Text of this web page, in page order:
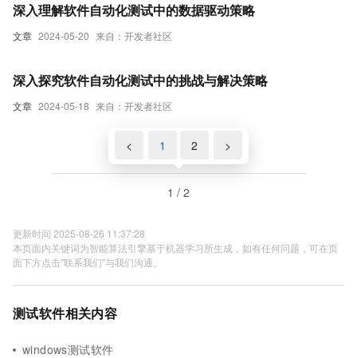
文章 2024-05-20 来自：开发者社区
深入理解软件自动化测试中的数据驱动策略
文章 2024-05-18 来自：开发者社区
深入探究软件自动化测试中的挑战与解决策略
< 1 2 >
1 / 2
更新时间 2025-08-26 11:37:28
本页面内关键词为智能算法引擎基于机器学习所生成，如有任何问题，可在页
面下方点击"联系我们"与我们沟通。
测试软件相关内容
windows测试软件